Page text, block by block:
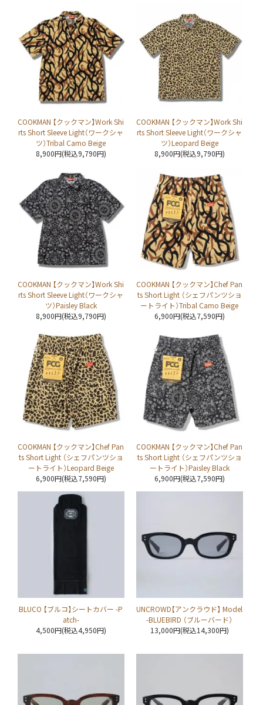
COOKMAN 【クックマン】Work Shi
rts Short Sleeve Light（ワークシャ
ツ）Tribal Camo Beige
8,900円(税込9,790円)
COOKMAN 【クックマン】Work Shi
rts Short Sleeve Light（ワークシャ
ツ）Leopard Beige
8,900円(税込9,790円)
COOKMAN 【クックマン】Work Shi
rts Short Sleeve Light（ワークシャ
ツ）Paisley Black
8,900円(税込9,790円)
COOKMAN 【クックマン】Chef Pan
ts Short Light （シェフパンツショ
ートライト）Tribal Camo Beige
6,900円(税込7,590円)
COOKMAN 【クックマン】Chef Pan
ts Short Light （シェフパンツショ
ートライト）Leopard Beige
6,900円(税込7,590円)
COOKMAN 【クックマン】Chef Pan
ts Short Light （シェフパンツショ
ートライト）Paisley Black
6,900円(税込7,590円)
BLUCO 【ブルコ】シートカバー -P
atch-
4,500円(税込4,950円)
UNCROWD【アンクラウド】 Model
-BLUEBIRD （ブルーバード）
13,000円(税込14,300円)